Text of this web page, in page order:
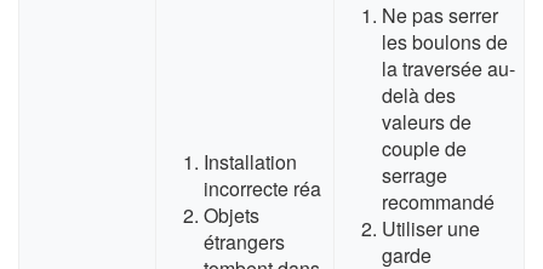
Installation
incorrecte réa
Objets
étrangers
Ne pas serrer
les boulons de
la traversée au-
delà des
valeurs de
couple de
serrage
recommandé
Utiliser une
garde